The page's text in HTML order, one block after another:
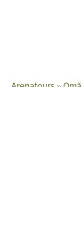
Arenatours »Omã